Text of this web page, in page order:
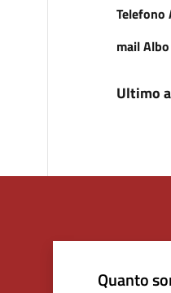
Telefono
mail
Ultimo
Quanto